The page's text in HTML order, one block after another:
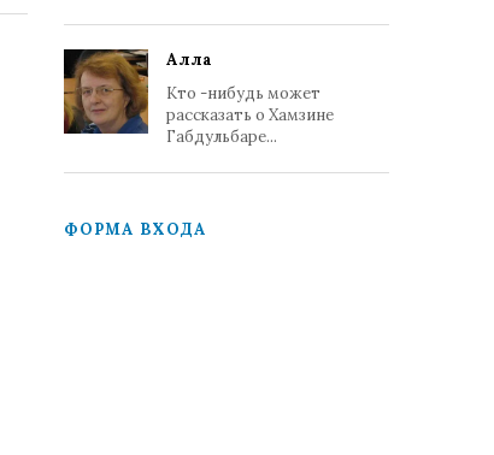
Алла
Кто -нибудь может
рассказать о Хамзине
Габдульбаре...
ФОРМА ВХОДА